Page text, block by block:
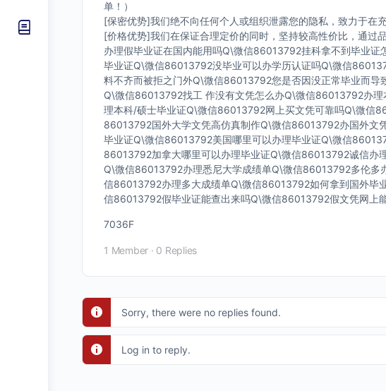
单！）
[保密优势]我们绝不向任何个人或组织泄露您的隐私，致力于在
[价格优势]我们在保证合理定价的同时，坚持较高性价比，通过
办理假毕业证在国内能用吗Q\微信86013792挂科拿不到毕业
毕业证Q\微信86013792没毕业可以办学历认证吗Q\微信
料不齐而被拒之门外Q\微信86013792您是否因没正常毕业而
Q\微信86013792找工 作没有文凭怎么办Q\微信86013792办
理本科/硕士毕业证Q\微信86013792网上买文凭可靠吗Q\微信
86013792国外大学文凭高仿真制作Q\微信86013792办国外
毕业证Q\微信86013792美国哪里可以办理毕业证Q\微信
86013792加拿大哪里可以办理毕业证Q\微信86013792诚信
Q\微信86013792办理悉尼大学成绩单Q\微信86013792多伦
信86013792办理多大成绩单Q\微信86013792如何拿到国外
信86013792假毕业证能查出来吗Q\微信86013792假文凭网上
7036F
1 Member · 0 Replies
Sorry, there were no replies found.
Log in to reply.